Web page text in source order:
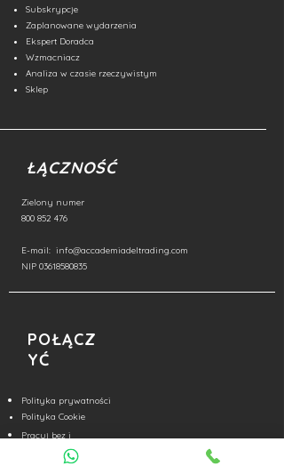
Subskrypcje
Zaplanowane wydarzenia
Ekspert Doradca
Wzmacniacz
Analiza w czasie rzeczywistym
Sklep
ŁĄCZNOŚĆ
Zielony numer
800 852 476
E-mail: info@accademiadeltrading.com
NIP 03618580835
POŁĄCZ
YĆ
Polityka prywatności
Polityka Cookie
Pracuj bez i
FAQ | Częste pytania